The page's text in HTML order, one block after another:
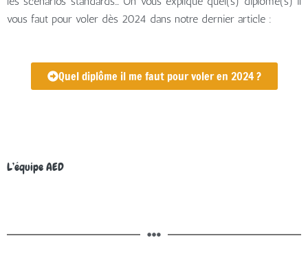
vous faut pour voler dès 2024 dans notre dernier article :
Quel diplôme il me faut pour voler en 2024 ?
L’équipe AED